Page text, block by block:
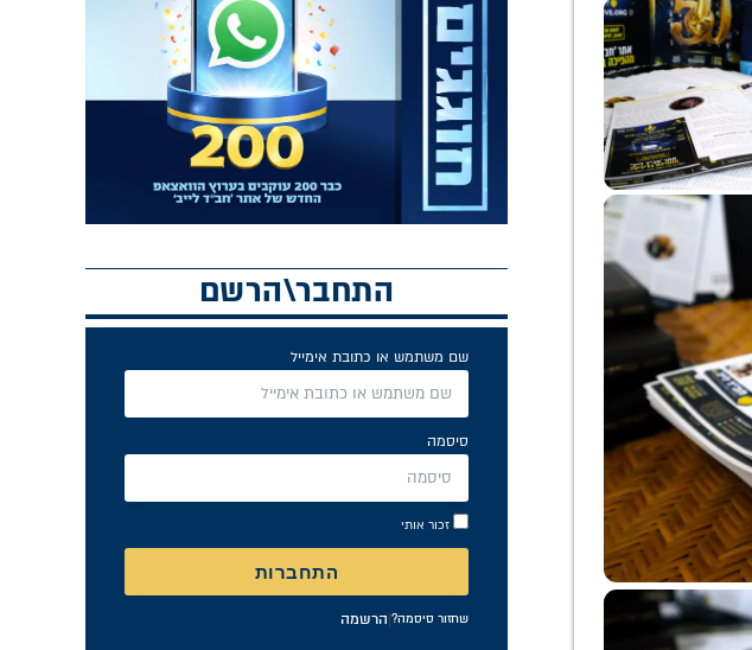
התחבר\הרשם
שם משתמש או כתובת אימייל
סיסמה
זכור אותי
התחברות
שחזור סיסמה?|הרשמה